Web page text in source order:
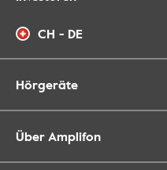
CH - DE
Hörgeräte
Über Amplifon